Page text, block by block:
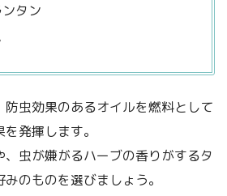
タン
虫効果のあるオイルを燃料として
発揮します。
虫が嫌がるハーブの香りがするタ
のものを選びましょう。